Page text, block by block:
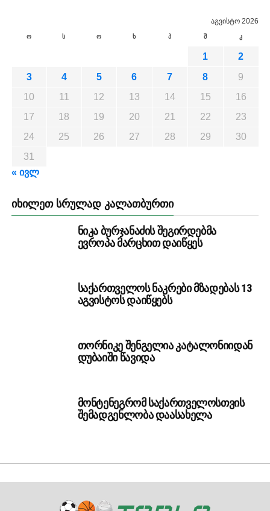
აგვისტო 2026
ო ს ო ხ პ შ კ
1
2
3
4 5 6 7 8
9
10
11 12 13 14 15
16
17
18 19 20 21 22
23
24
25 26 27 28 29
30
31
« ივლ
ᲘᲮᲘᲚᲔᲗ ᲡᲠᲣᲚᲐᲓ ᲙᲐᲚᲐᲗᲑᲣᲠᲗᲘ
ნიკა ბურჯანაძის შეგირდებმა
ევროპა მარცხით დაიწყეს
საქართველოს ნაკრები მზადებას 13
აგვისტოს დაიწყებს
თორნიკე შენგელია კატალონიიდან
დუბაიში წავიდა
მონტენეგრომ საქართველოსთვის
შემადგენლობა დაასახელა